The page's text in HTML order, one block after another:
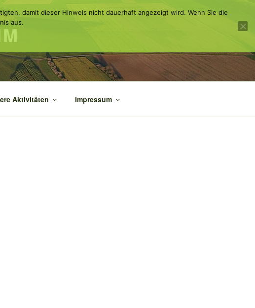
Aktivitäten Impressum
damit dieser Hinweis nicht dauerhaft angezeigt wird. Wenn Sie die
aus.